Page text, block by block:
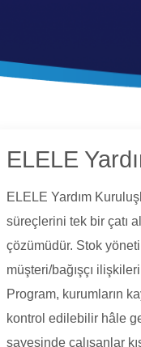
ELELE
ELELE Yardım
süreçlerini tek bir çatı
çözümüdür. Stok
müşteri/bağışçı
Program, kurumların
kontrol edilebilir hâle
sayesinde çalışanlar